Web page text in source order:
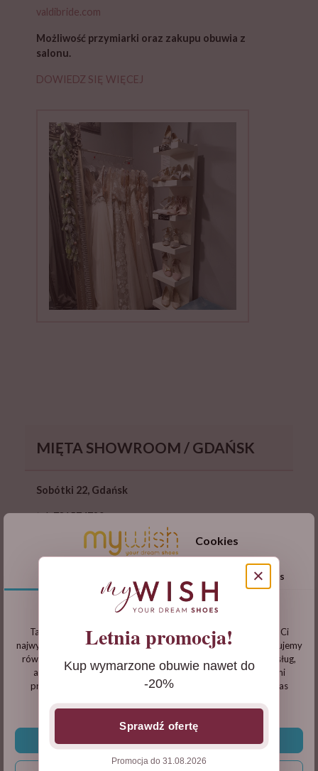
valdibride.com
Możliwość przymiarki oraz zakupu obuwia z
salonu.
DOWIEDZ SIĘ WIĘCEJ
MIĘTA SHOWROOM / GDAŃSK
Sobótki 22, Gdańsk
tel: 721574790
mietashowroom.business.site
Prośba o kontakt telefoniczny przed wizytą.
Możliwy zakup obuwia na miejscu/złożenie
zamówienia stacjonarnie
DOWIEDZ SIĘ WIĘCEJ
Cookies
o cookies
Informacje dotyczące plików cookies
Ta witryna korzysta z własnych plików cookie, aby zapewnić Ci
najwyższy poziom doświadczenia na naszej stronie . Wykorzystujemy
również pliki cookie stron trzecich w celu ulepszenia naszych usług,
analizy a nastepnie wyświetlania reklam związanych z Twoimi
preferencjami na podstawie analizy Twoich zachowań podczas
×
Letnia promocja!
Kup wymarzone obuwie nawet do
-20%
Sprawdź ofertę
Promocja do 31.08.2026